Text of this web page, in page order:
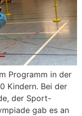
Programm in der
Kindern. Bei der
der Sport-
gab es an